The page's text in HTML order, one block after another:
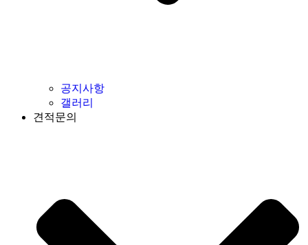
공지사항
갤러리
견적문의